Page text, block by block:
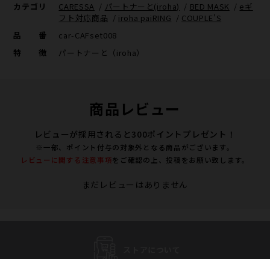
カテゴリ CARESSA / パートナーと(iroha) / BED MASK / eギ
フト対応商品 / iroha paiRING / COUPLE'S
品番
car-CAFset008
特徴
パートナーと（iroha）
商品レビュー
レビューが採用されると300ポイントプレゼント！
※一部、ポイント付与の対象外となる商品がございます。
レビューに関する注意事項をご確認の上、投稿をお願い致します。
まだレビューはありません